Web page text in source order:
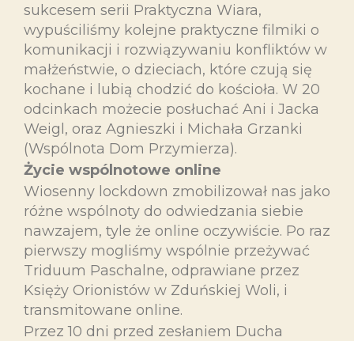
sukcesem serii Praktyczna Wiara,
wypuściliśmy kolejne praktyczne filmiki o
komunikacji i rozwiązywaniu konfliktów w
małżeństwie, o dzieciach, które czują się
kochane i lubią chodzić do kościoła. W 20
odcinkach możecie posłuchać Ani i Jacka
Weigl, oraz Agnieszki i Michała Grzanki
(Wspólnota Dom Przymierza).
Życie wspólnotowe online
Wiosenny lockdown zmobilizował nas jako
różne wspólnoty do odwiedzania siebie
nawzajem, tyle że online oczywiście. Po raz
pierwszy mogliśmy wspólnie przeżywać
Triduum Paschalne, odprawiane przez
Księży Orionistów w Zduńskiej Woli, i
transmitowane online.
Przez 10 dni przed zesłaniem Ducha